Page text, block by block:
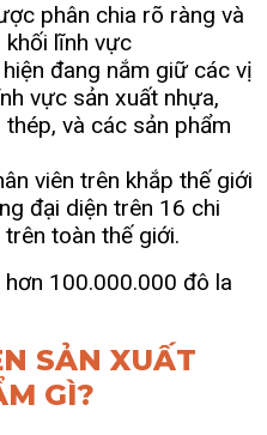
phân chia rõ ràng và
khối lĩnh vực
đang nắm giữ các vị
vực sản xuất nhựa,
và các sản phẩm
viên trên khắp thế giới
đại diện trên 16 chi
toàn thế giới.
100.000.000 đô la
SẢN XUẤT
GÌ?